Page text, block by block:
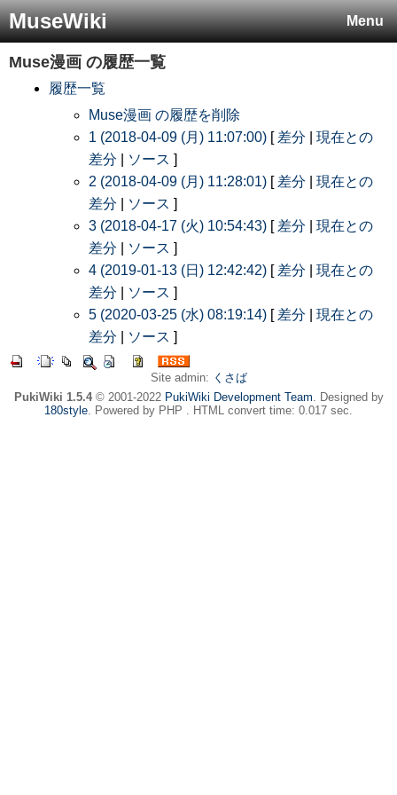
Menu
MuseWiki
Muse漫画 の履歴一覧
履歴一覧
Muse漫画 の履歴を削除
1 (2018-04-09 (月) 11:07:00) [ 差分
現在との
差分
ソース ]
2 (2018-04-09 (月) 11:28:01) [ 差分
現在との
差分
ソース ]
3 (2018-04-17 (火) 10:54:43) [ 差分
現在との
差分
ソース ]
4 (2019-01-13 (日) 12:42:42) [ 差分
現在との
差分
ソース ]
5 (2020-03-25 (水) 08:19:14) [ 差分
現在との
差分
ソース ]
Site admin: くさば
PukiWiki 1.5.4© 2001-2022 PukiWiki Development Team. Designed by
180style. Powered by PHP . HTML convert time: 0.017 sec.